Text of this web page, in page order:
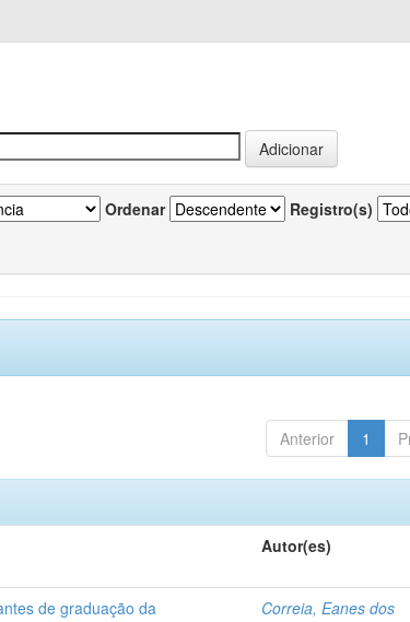
Ordenar Registro(s)
Anterior 1
Autor(es)
de graduação da
Correia, Eanes dos